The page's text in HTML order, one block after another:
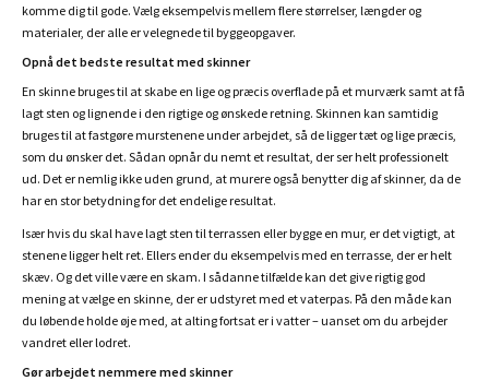
komme dig til gode. Vælg eksempelvis mellem flere størrelser, længder og
materialer, der alle er velegnede til byggeopgaver.
Opnå det bedste resultat med skinner
En skinne bruges til at skabe en lige og præcis overflade på et murværk samt at få
lagt sten og lignende i den rigtige og ønskede retning. Skinnen kan samtidig
bruges til at fastgøre murstenene under arbejdet, så de ligger tæt og lige præcis,
som du ønsker det. Sådan opnår du nemt et resultat, der ser helt professionelt
ud. Det er nemlig ikke uden grund, at murere også benytter dig af skinner, da de
har en stor betydning for det endelige resultat.
Især hvis du skal have lagt sten til terrassen eller bygge en mur, er det vigtigt, at
stenene ligger helt ret. Ellers ender du eksempelvis med en terrasse, der er helt
skæv. Og det ville være en skam. I sådanne tilfælde kan det give rigtig god
mening at vælge en skinne, der er udstyret med et vaterpas. På den måde kan
du løbende holde øje med, at alting fortsat er i vatter – uanset om du arbejder
vandret eller lodret.
Gør arbejdet nemmere med skinner